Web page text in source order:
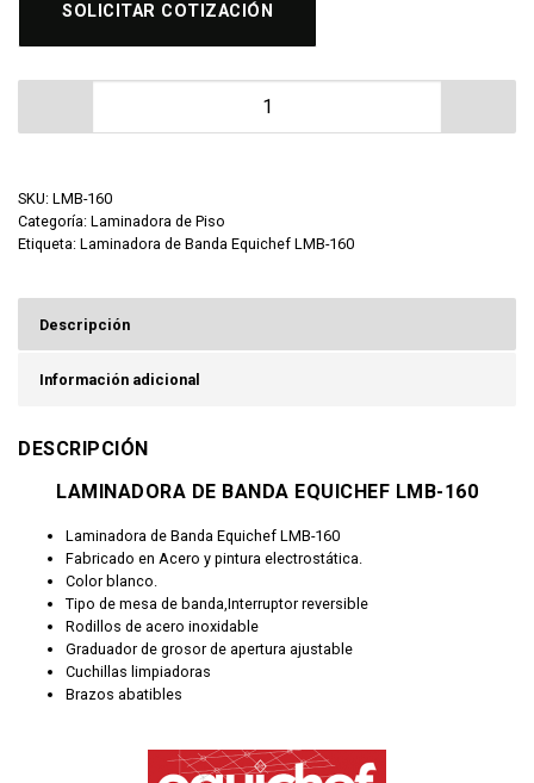
SOLICITAR COTIZACIÓN
Laminadora de Banda Equichef LMB-160 cantidad
SKU: LMB-160
Categoría: Laminadora de Piso
Etiqueta: Laminadora de Banda Equichef LMB-160
Descripción
Información adicional
DESCRIPCIÓN
LAMINADORA DE BANDA EQUICHEF LMB-160
Laminadora de Banda Equichef LMB-160
Fabricado en Acero y pintura electrostática.
Color blanco.
Tipo de mesa de banda,Interruptor reversible
Rodillos de acero inoxidable
Graduador de grosor de apertura ajustable
Cuchillas limpiadoras
Brazos abatibles